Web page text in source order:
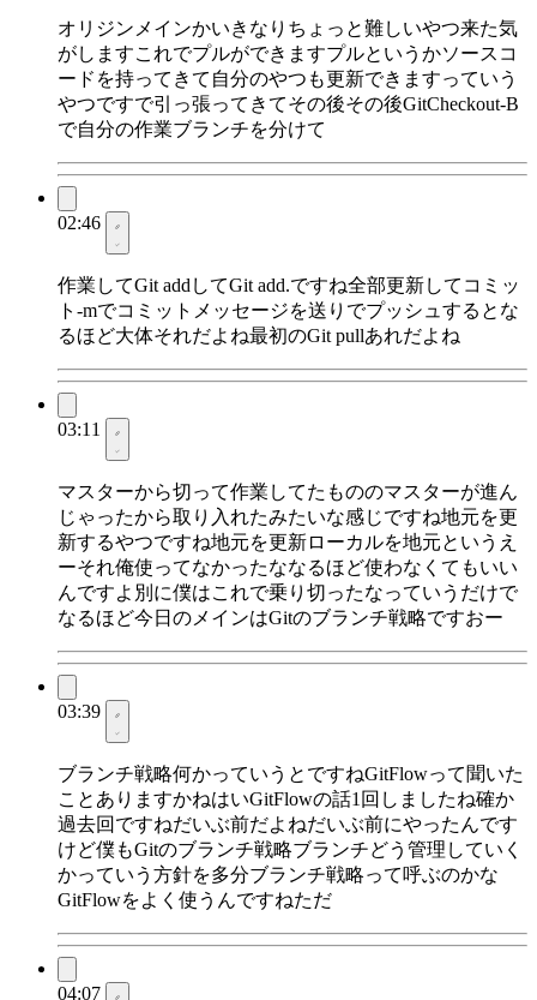
オリジンメインかいきなりちょっと難しいやつ来た気
がしますこれでプルができますプルというかソースコ
ードを持ってきて自分のやつも更新できますっていう
やつですで引っ張ってきてその後その後GitCheckout-B
で自分の作業ブランチを分けて
02:46
作業してGit addしてGit add.ですね全部更新してコミッ
ト-mでコミットメッセージを送りでプッシュするとな
るほど大体それだよね最初のGit pullあれだよね
03:11
マスターから切って作業してたもののマスターが進ん
じゃったから取り入れたみたいな感じですね地元を更
新するやつですね地元を更新ローカルを地元というえ
ーそれ俺使ってなかったななるほど使わなくてもいい
んですよ別に僕はこれで乗り切ったなっていうだけで
なるほど今日のメインはGitのブランチ戦略ですおー
03:39
ブランチ戦略何かっていうとですねGitFlowって聞いた
ことありますかねはいGitFlowの話1回しましたね確か
過去回ですねだいぶ前だよねだいぶ前にやったんです
けど僕もGitのブランチ戦略ブランチどう管理していく
かっていう方針を多分ブランチ戦略って呼ぶのかな
GitFlowをよく使うんですねただ
04:07